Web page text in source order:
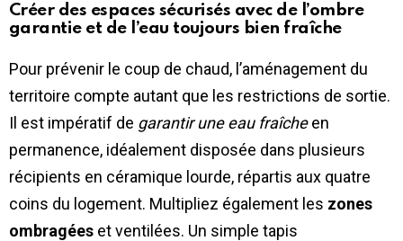
Créer des espaces sécurisés avec de l’ombre
garantie et de l’eau toujours bien fraîche
Pour prévenir le coup de chaud, l’aménagement du
territoire compte autant que les restrictions de sortie.
Il est impératif de garantir une eau fraîcheen
permanence, idéalement disposée dans plusieurs
récipients en céramique lourde, répartis aux quatre
coins du logement. Multipliez également les zones
ombragées et ventilées. Un simple tapis